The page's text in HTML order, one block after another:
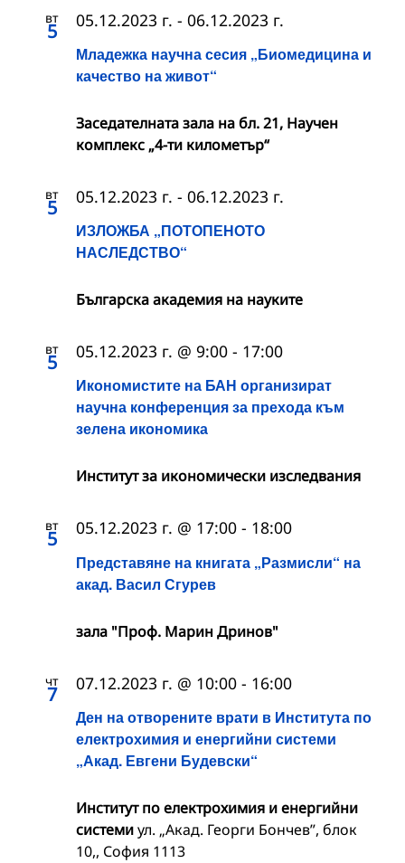
вт
5
Младежка научна сесия „Биомедицина и
качество на живот“
05.12.2023 г. - 06.12.2023 г.
Заседателната зала на бл. 21, Научен
комплекс „4-ти километър“
вт
5
ИЗЛОЖБА „ПОТОПЕНОТО
НАСЛЕДСТВО“
05.12.2023 г. - 06.12.2023 г.
Българска академия на науките
вт
5
Икономистите на БАН организират
научна конференция за прехода към
зелена икономика
05.12.2023 г. @ 9:00 - 17:00
Институт за икономически изследвания
вт
5
Представяне на книгата „Размисли“ на
акад. Васил Сгурев
05.12.2023 г. @ 17:00 - 18:00
зала "Проф. Марин Дринов"
чт
7
Ден на отворените врати в Института по
електрохимия и енергийни системи
„Акад. Евгени Будевски“
07.12.2023 г. @ 10:00 - 16:00
Институт по електрохимия и енергийни
системиул. „Акад. Георги Бончев”, блок
10,, София 1113